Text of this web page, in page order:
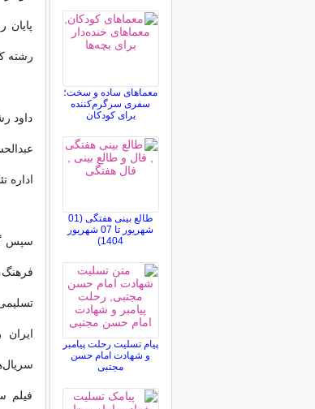
پایان
رشته
داود
اداره
سپس
فیلم
معماهای ساده و سخت؛
سفری سرگرم‌کننده
برای کودکان
طالع بینی هفتگی (01
شهریور تا 07 شهریور
1404)
پیام تسلیت رحلت پیامبر
و شهادت امام حسن
مجتبی